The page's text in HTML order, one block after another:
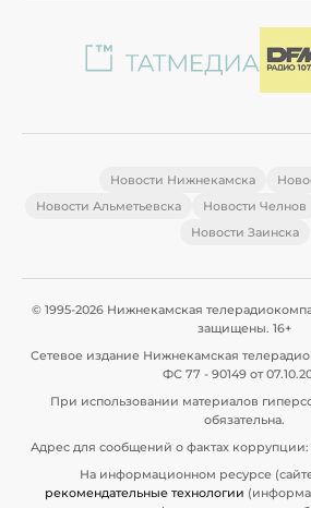
Новости Нижнекамска
Новости Альметьевска
Новости Челнов
Новости Заинска
© 1995-2026 Нижнекамская
защищены. 16+
Сетевое издание Нижнекамская
ФС 77 - 90149 от
При использовании материалов
обязательна.
Адрес для сообщений о фактах
На информационном ресурсе
рекомендательные технологии